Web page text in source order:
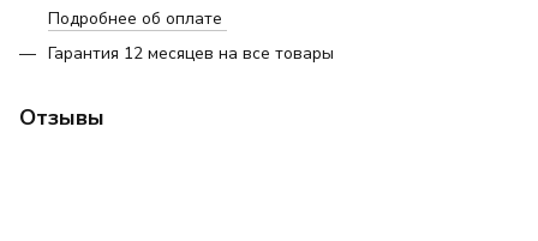
Подробнее об оплате
Гарантия 12 месяцев на все товары
Отзывы